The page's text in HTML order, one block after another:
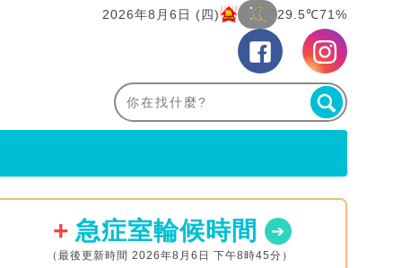
2026年8月6日 (四) 29.5℃71%
急症室輪候時間
（最後更新時間 2026年8月6日 下午8時45分）